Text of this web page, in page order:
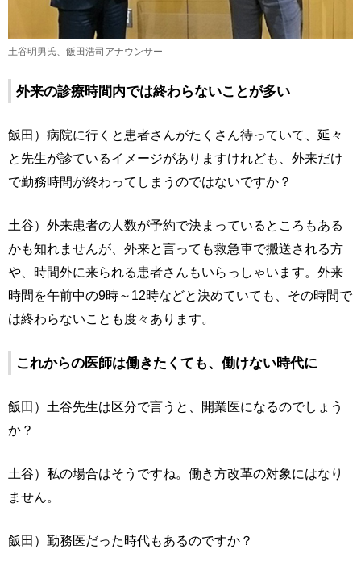
土谷明男氏、飯田浩司アナウンサー
外来の診療時間内では終わらないことが多い
飯田）病院に行くと患者さんがたくさん待っていて、延々
と先生が診ているイメージがありますけれども、外来だけ
で勤務時間が終わってしまうのではないですか？
土谷）外来患者の人数が予約で決まっているところもある
かも知れませんが、外来と言っても救急車で搬送される方
や、時間外に来られる患者さんもいらっしゃいます。外来
時間を午前中の9時～12時などと決めていても、その時間で
は終わらないことも度々あります。
これからの医師は働きたくても、働けない時代に
飯田）土谷先生は区分で言うと、開業医になるのでしょう
か？
土谷）私の場合はそうですね。働き方改革の対象にはなり
ません。
飯田）勤務医だった時代もあるのですか？